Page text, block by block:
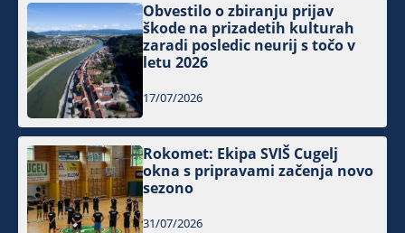
Obvestilo o zbiranju prijav
škode na prizadetih kulturah
zaradi posledic neurij s točo v
letu 2026
17/07/2026
Rokomet: Ekipa SVIŠ Cugelj
okna s pripravami začenja novo
sezono
31/07/2026